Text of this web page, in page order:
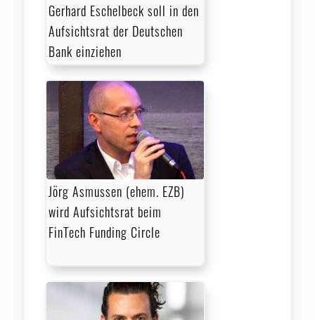
Gerhard Eschelbeck soll in den
Aufsichtsrat der Deutschen
Bank einziehen
Jörg Asmussen (ehem. EZB)
wird Aufsichtsrat beim
FinTech Funding Circle